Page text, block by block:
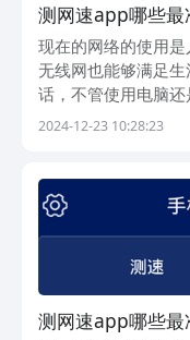
测网速app哪些最
现在的网络的使用
无线网也能够满足
话，不管使用电脑
网速app哪个最准确
用...
2024-12-23 10:28:23
测网速app哪些最